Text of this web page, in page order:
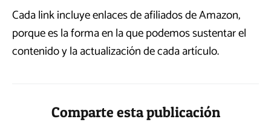
Cada link incluye enlaces de afiliados de Amazon,
porque es la forma en la que podemos sustentar el
contenido y la actualización de cada artículo.
Comparte esta publicación